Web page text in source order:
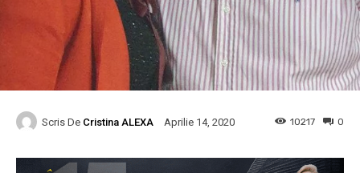
Scris De Cristina ALEXA Aprilie 14, 2020 0
10217